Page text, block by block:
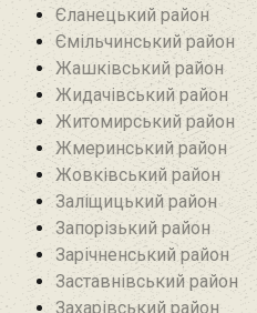
Єланецький район‎
Ємільчинський район
Жашківський район
Жидачівський район
Житомирський район
Жмеринський район
Жовківський район
Заліщицький район‎
Запорізький район
Зарічненський район
Заставнівський район
Захарівський район